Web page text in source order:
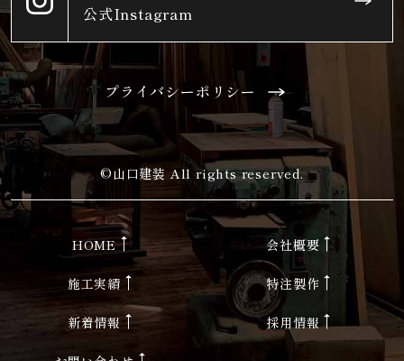
公式Instagram
プライバシーポリシー
©山口建装 All rights reserved.
HOME 会社概要
施工実績 特注製作
新着情報 採用情報